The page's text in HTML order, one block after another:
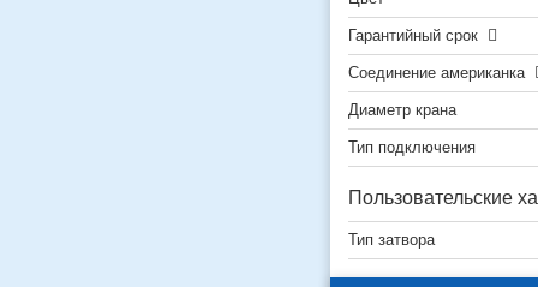
Гарантийный срок
Соединение американка
Диаметр крана
Тип подключения
Пользовательские
Тип затвора